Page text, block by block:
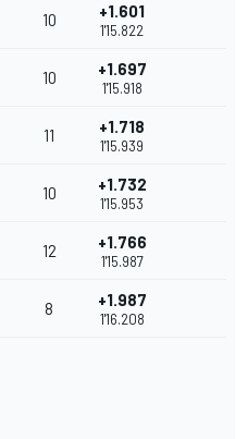
10 +1.601
1'15.822
10 +1.697
1'15.918
11 +1.718
1'15.939
10 +1.732
1'15.953
12 +1.766
1'15.987
8 +1.987
1'16.208